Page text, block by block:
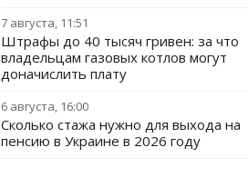
7 августа, 11:51
Штрафы до 40 тысяч гривен: за что
владельцам газовых котлов могут
доначислить плату
6 августа, 16:00
Сколько стажа нужно для выхода на
пенсию в Украине в 2026 году